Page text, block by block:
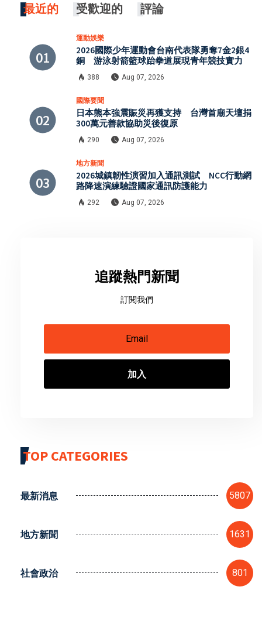
最近的 受歡迎的 評論
運動娛樂
2026國際少年運動會台南代表隊勇奪7金2銀4
銅 游泳射箭籃球跆拳道展現青年競技實力
388 Aug 07, 2026
國際要聞
日本熊本強震賑災再獲支持 台灣首廟天壇捐
300萬元善款協助災後復原
290 Aug 07, 2026
地方新聞
2026城鎮韌性演習加入通訊測試 NCC行動網
路降速演練驗證國家通訊防護能力
292 Aug 07, 2026
追蹤熱門新聞
訂閱我們
加入
TOP CATEGORIES
最新消息 5807
地方新聞 1631
社會政治 801